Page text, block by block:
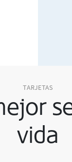
TARJETAS
vida